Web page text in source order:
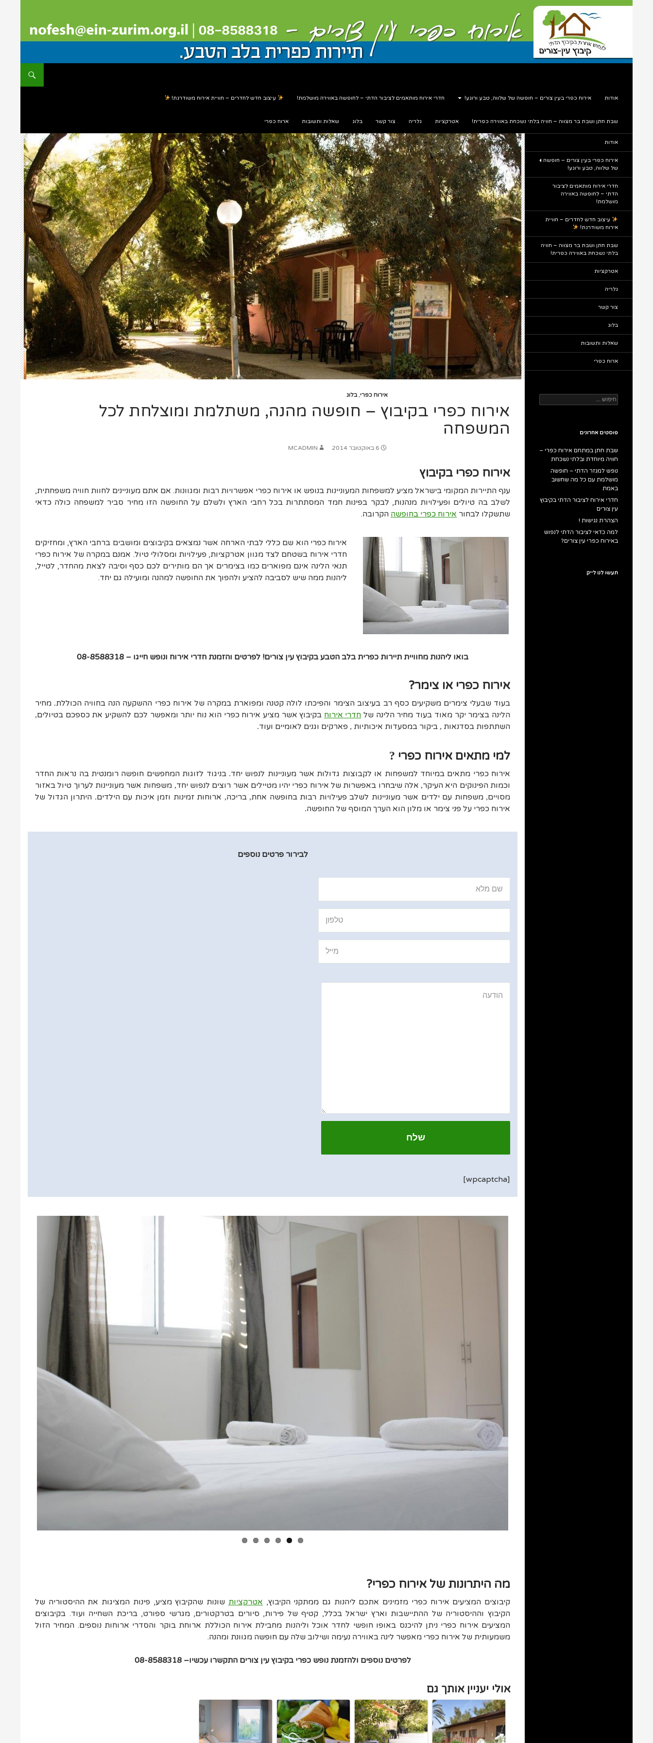
אודות אירוח כפרי בעין צורים – חופשה של שלווה, טבע ורוגע! חדרי אירוח מותאמים לציבור הדתי – לחופשה באווירה מושלמת! עיצוב חדש לחדרים – חוויית אירוח משודרגת!
שבת חתן ושבת בר מצווה – חוויה בלתי נשכחת באווירה כפרית! אטרקציות גלריה צור קשר בלוג שאלות ותשובות ארוח כפרי
אירוח כפרי,בלוג
אירוח כפרי בקיבוץ – חופשה מהנה, משתלמת ומוצלחת לכל
המשפחה
6 באוקטובר 2014 MCADMIN
אירוח כפרי בקיבוץ
ענף התיירות המקומי בישראל מציע למשפחות המעוניינות בנופש או אירוח כפרי אפשרויות רבות ומגוונות. אם אתם מעוניינים לחוות חוויה משפחתית,
לשלב בה טיולים ופעילויות מנהנות, לבקר בפינות חמד המסתתרות בכל רחבי הארץ ולשלם על החופשה הזו מחיר סביר למשפחה כולה כדאי
שתשקלו לבחור אירוח כפרי בחופשה הקרובה.
אירוח כפרי הוא שם כללי לבתי הארחה אשר נמצאים בקיבוצים ומושבים ברחבי הארץ, ומחזיקים
חדרי אירוח בשטחם לצד מגוון אטרקציות, פעילויות ומסלולי טיול. אמנם במקרה של אירוח כפרי
תנאי הלינה אינם מפוארים כמו בצימרים אך הם מותירים לכם כסף וסיבה לצאת מהחדר, לטייל,
ליהנות ממה שיש לסביבה להציע ולהפוך את החופשה למהנה ומועילה גם יחד.
בואו ליהנות מחוויית תיירות כפרית בלב הטבע בקיבוץ עין צורים! לפרטים והזמנת חדרי אירוח ונופש חייגו – 08-8588318
אירוח כפרי או צימר?
בעוד שבעלי צימרים משקיעים כסף רב בעיצוב הצימר והפיכתו לולה קטנה ומפוארת במקרה של אירוח כפרי ההשקעה הנה בחוויה הכוללת. מחיר
הלינה בצימר יקר מאוד בעוד מחיר הלינה של חדרי אירוח בקיבוץ אשר מציע אירוח כפרי הוא נוח יותר ומאפשר לכם להשקיע את כספכם בטיולים,
השתתפות בסדנאות , ביקור במסעדות איכותיות , פארקים וגנים לאומיים ועוד.
למי מתאים אירוח כפרי ?
אירוח כפרי מתאים במיוחד למשפחות או לקבוצות גדולות אשר מעוניינות לנפוש יחד. בניגוד לזוגות המחפשים חופשה רומנטית בה נראות החדר
וכמות הפינוקים היא העיקר, אלה שיבחרו באפשרות של אירוח כפרי יהיו מטיילים אשר רוצים לנפוש יחד, משפחות אשר מעוניינות לערוך טיול באזור
מסויים,משפחות עם ילדים אשר מעוניינות לשלב פעילויות רבות בחופשה אחת, בריכה, ארוחות זמינות וזמן איכות עם הילדים. היתרון הגדול של
אירוח כפרי על פני צימר או מלון הוא הערך המוסף של החופשה.
לבירור פרטים נוספים
[wpcaptcha]
מה היתרונות של אירוח כפרי?
קיבוצים המציעים אירוח כפרי מזמינים אתכם ליהנות גם ממתקני הקיבוץ, אטרקציות שונות שהקיבוץ מציע, פינות המציגות את ההיסטוריה של
הקיבוץ וההיסטוריה של ההתיישבות וארץ ישראל בכלל, קטיף של פירות, סיורים בטרקטורים, מגרשי ספורט, בריכת השחייה ועוד. בקיבוצים
המציעים אירוח כפרי ניתן להיכנס באופו חופשי לחדר אוכל וליהנות מחבילת אירוח הכוללת ארוחת בוקר והסדרי ארוחות נוספים. המחיר הזול
משמעותית של אירוח כפרי מאפשר לינה באווירה נעימה ושילוב שלה עם חופשה מגוונת ומהנה.
לפרטים נוספים ולהזמנת נופש כפרי בקיבוץ עין צורים התקשרו עכשיו– 08-8588318
אולי יעניין אותך גם
אודות
אירוח כפרי בעין צורים – חופשה
של שלווה, טבע ורוגע!
חדרי אירוח מותאמים לציבור
הדתי – לחופשה באווירה
מושלמת!
עיצוב חדש לחדרים – חוויית
אירוח משודרגת!
שבת חתן ושבת בר מצווה – חוויה
בלתי נשכחת באווירה כפרית!
אטרקציות
גלריה
צור קשר
בלוג
שאלות ותשובות
ארוח כפרי
חיפוש:
פוסטים אחרונים
שבת חתן במתחם אירוח כפרי –
חוויה מיוחדת ובלתי נשכחת
נופש למגזר הדתי – חופשה
מושלמת עם כל מה שחשוב
באמת
חדרי אירוח לציבור הדתי בקיבוץ
עין צורים
הצהרת נגישות !
למה כדאי לציבור הדתי לנפוש
באירוח כפרי עין צורים?
תעשו לנו לייק